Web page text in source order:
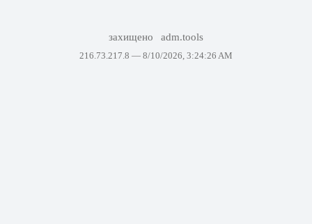
захищено adm.tools
216.73.217.8 — 8/10/2026, 3:24:26 AM